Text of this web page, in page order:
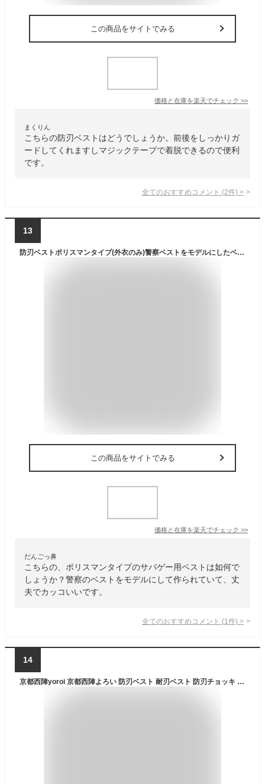
この商品をサイトでみる
価格と在庫を楽天でチェック >>
まくりん
こちらの防刃ベストはどうでしょうか。前後をしっかりガ
ードしてくれますしマジックテープで着脱できるので便利
です。
全てのおすすめコメント (2件) >
13
防刃ベストポリスマンタイプ(外衣のみ)警察ベストをモデルにしたベスト チョッキ！!日本製
この商品をサイトでみる
価格と在庫を楽天でチェック >>
だんごっ鼻
こちらの、ポリスマンタイプのサバゲー用ベストは如何で
しょうか？警察のベストをモデルにして作られていて、丈
夫でカッコいいです。
全てのおすすめコメント (1 件) >
14
京都西陣yoroi 京都西陣よろい 防刃ベスト 耐刃ベスト 防刃チョッキ 新 セーフティインナーベスト フロントフルカバーモデル 脇強化タイプ 織りタイプ(SP-AB1) 編みタイプ(SP-AB2) フェルトタイプ(SP-AB5)【在庫がないものは納期未定です。お問い合わせ下さい。】